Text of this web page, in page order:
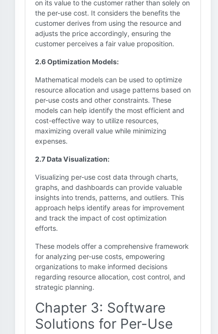
on its value to the customer rather than solely on
the per-use cost. It considers the benefits the
customer derives from using the resource and
adjusts the price accordingly, ensuring the
customer perceives a fair value proposition.
2.6 Optimization Models:
Mathematical models can be used to optimize
resource allocation and usage patterns based on
per-use costs and other constraints. These
models can help identify the most efficient and
cost-effective way to utilize resources,
maximizing overall value while minimizing
expenses.
2.7 Data Visualization:
Visualizing per-use cost data through charts,
graphs, and dashboards can provide valuable
insights into trends, patterns, and outliers. This
approach helps identify areas for improvement
and track the impact of cost optimization
efforts.
These models offer a comprehensive framework
for analyzing per-use costs, empowering
organizations to make informed decisions
regarding resource allocation, cost control, and
strategic planning.
Chapter 3: Software
Solutions for Per-Use